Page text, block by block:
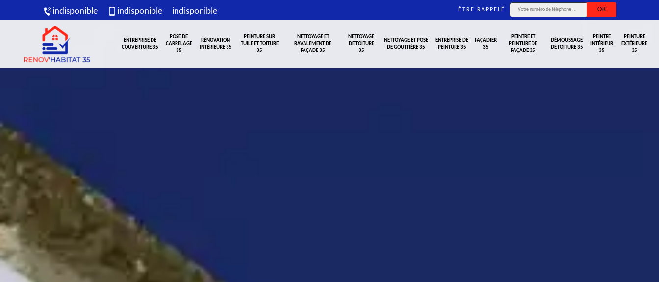
indisponible indisponible indisponible ÊTRE RAPPELÉ
ENTREPRISE DE
COUVERTURE 35
POSE DE
CARRELAGE
35
RÉNOVATION
INTÉRIEURE 35
PEINTURE SUR
TUILE ET TOITURE
35
NETTOYAGE ET
RAVALEMENT DE
FAÇADE 35
NETTOYAGE
DE TOITURE
35
NETTOYAGE ET POSE
DE GOUTTIÈRE 35
ENTREPRISE DE
PEINTURE 35
FAÇADIER
35
PEINTRE ET
PEINTURE DE
FAÇADE 35
DÉMOUSSAGE
DE TOITURE 35
PEINTRE
INTÉRIEUR
35
PEINTURE
EXTÉRIEURE
35